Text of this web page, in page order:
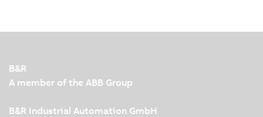
B&R
A member of the ABB Group
B&R Industrial Automation GmbH